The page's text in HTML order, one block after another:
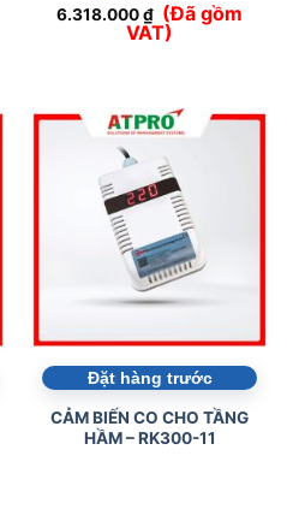
6.318.000₫ (Đã gồm
VAT)
Đặt hàng trước
CẢM BIẾN CO CHO TẦNG
HẦM – RK300-11